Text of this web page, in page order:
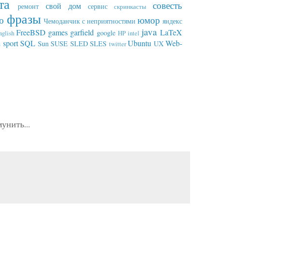
ремонт свой дом сервис скринкасты
совесть
фразы Чемоданчик с неприятностями юмор яндекс
FreeBSD games garfield google HP intel java LaTeX
sport SQL Sun SUSE SLED SLES twitterUbuntu UX Web-